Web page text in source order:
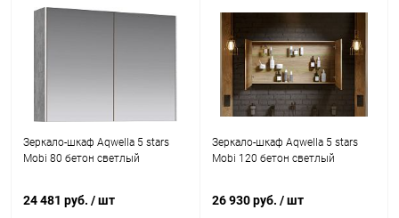
Зеркало-шкаф Aqwella 5 stars
Mobi 80 бетон светлый
24 481 руб. / шт
Зеркало-шкаф Aqwella 5 stars
Mobi 120 бетон светлый
26 930 руб. / шт